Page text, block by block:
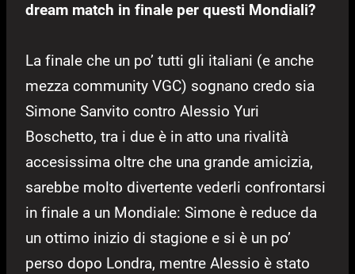
dream match in finale per questi Mondiali?
La finale che un po’ tutti gli italiani (e anche
mezza community VGC) sognano credo sia
Simone Sanvito contro Alessio Yuri
Boschetto, tra i due è in atto una rivalità
accesissima oltre che una grande amicizia,
sarebbe molto divertente vederli confrontarsi
in finale a un Mondiale: Simone è reduce da
un ottimo inizio di stagione e si è un po’
perso dopo Londra, mentre Alessio è stato